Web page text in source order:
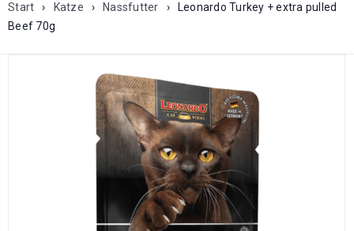
Start › Katze › Nassfutter ›
Leonardo Turkey + extra pulled
Beef 70g